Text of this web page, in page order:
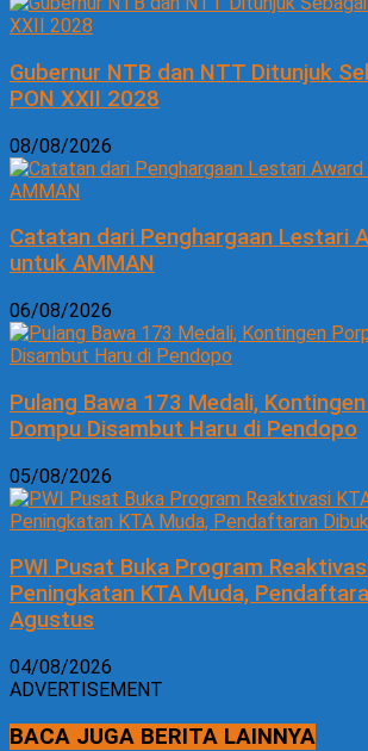
Gubernur NTB dan NTT Ditunjuk
PON XXII 2028
08/08/2026
Catatan dari Penghargaan Lestari
untuk AMMAN
06/08/2026
Pulang Bawa 173 Medali,
Dompu Disambut Haru di Pendopo
05/08/2026
PWI Pusat Buka Program
Peningkatan KTA Muda,
Agustus
04/08/2026
ADVERTISEMENT
BACA JUGA BERITA LAINNYA